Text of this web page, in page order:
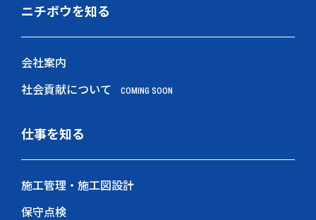
ニチボウを知る
会社案内
社会貢献について
COMING SOON
仕事を知る
施工管理・施工図設計
保守点検